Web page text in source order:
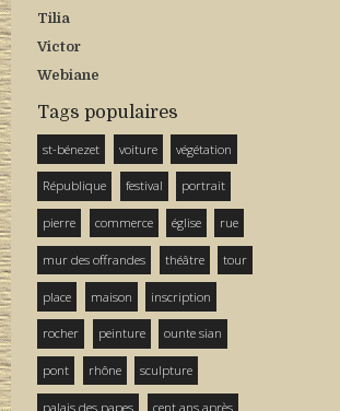
Tilia
Victor
Webiane
Tags populaires
st-bénezet voiture végétation
République festival portrait
pierre commerce église rue
mur des offrandes théâtre tour
place maison inscription
rocher peinture ounte sian
pont rhône sculpture
palais des papes cent ans après